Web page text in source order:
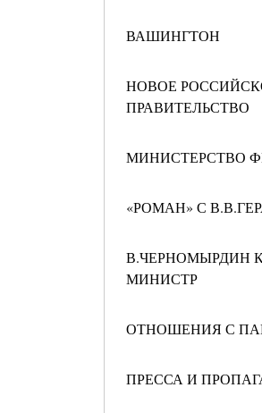
ВАШИНГТОН
НОВОЕ
ПРАВИТЕЛЬСТВО
МИНИСТЕРСТВО
«РОМАН» С
В.ЧЕРНОМЫРДИН
МИНИСТР
ОТНОШЕНИЯ С
ПРЕССА И